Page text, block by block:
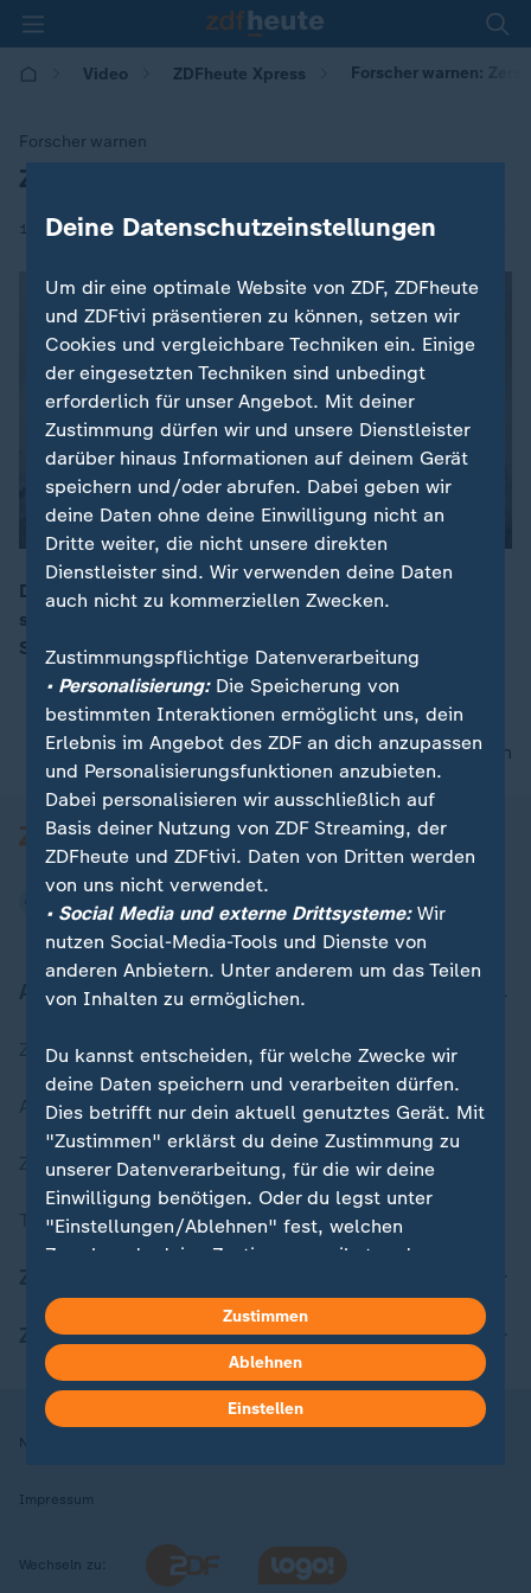
Video ZDFheute Xpress Forscher warnen:
Forscher warnen
:
Zerstörung von Wäldern schreitet voran
14.10.2025 | 08:45
Die weltweite Zerstörung von Wäldern schreitet immer
schneller voran. Dabei haben vor vier Jahren 140
Staaten versprochen dies zu stoppen.
nach oben
Aktuell bei ZDFheute
Zuletzt veröffentlicht
Aktuelle Sendungs-Videos
ZDFheute Stories
Themen im Überblick
ZDFheute Apps
Nutzungsbedingungen
Impressum
Wechseln zu:
Deine Datenschutzeinstellungen
Um dir eine optimale Website von ZDF, ZDFheute
und ZDFtivi präsentieren zu können, setzen wir
Cookies und vergleichbare Techniken ein. Einige
der eingesetzten Techniken sind unbedingt
erforderlich für unser Angebot. Mit deiner
Zustimmung dürfen wir und unsere Dienstleister
darüber hinaus Informationen auf deinem Gerät
speichern und/oder abrufen. Dabei geben wir
deine Daten ohne deine Einwilligung nicht an
Dritte weiter, die nicht unsere direkten
Dienstleister sind. Wir verwenden deine Daten
auch nicht zu kommerziellen Zwecken.
Zustimmungspflichtige Datenverarbeitung
• Personalisierung:Die Speicherung von
bestimmten Interaktionen ermöglicht uns, dein
Erlebnis im Angebot des ZDF an dich anzupassen
und Personalisierungsfunktionen anzubieten.
Dabei personalisieren wir ausschließlich auf
Basis deiner Nutzung von ZDF Streaming, der
ZDFheute und ZDFtivi. Daten von Dritten werden
von uns nicht verwendet.
• Social Media und externe Drittsysteme:Wir
nutzen Social-Media-Tools und Dienste von
anderen Anbietern. Unter anderem um das Teilen
von Inhalten zu ermöglichen.
Du kannst entscheiden, für welche Zwecke wir
deine Daten speichern und verarbeiten dürfen.
Dies betrifft nur dein aktuell genutztes Gerät. Mit
"Zustimmen" erklärst du deine Zustimmung zu
unserer Datenverarbeitung, für die wir deine
Einwilligung benötigen. Oder du legst unter
"Einstellungen/Ablehnen" fest, welchen
Zwecken du deine Zustimmung gibst und
kannst du jederzeit mit Wirkung für die Zukunft
in deinen Einstellungen widerrufen oder ändern.
Hier findest du das Impressum.
Weitere Informationen findest du in unserer
Zustimmen
Ablehnen
Einstellen